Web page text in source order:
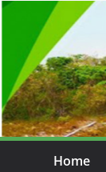
Home